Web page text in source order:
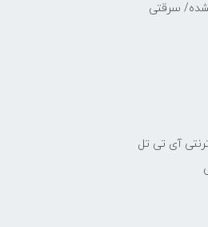
سرقتی
آی تی تل